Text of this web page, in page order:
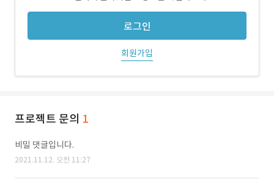
로그인
회원가입
프로젝트 문의 1
비밀 댓글입니다.
2021.11.12. 오전 11:27